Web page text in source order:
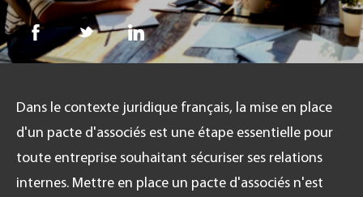
FR
Dans le contexte juridique français, la mise en place
d'un pacte d'associés est une étape essentielle pour
toute entreprise souhaitant sécuriser ses relations
internes. Mettre en place un pacte d'associés n'est